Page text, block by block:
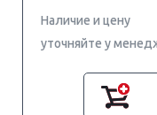
Наличие и цену
уточняйте у